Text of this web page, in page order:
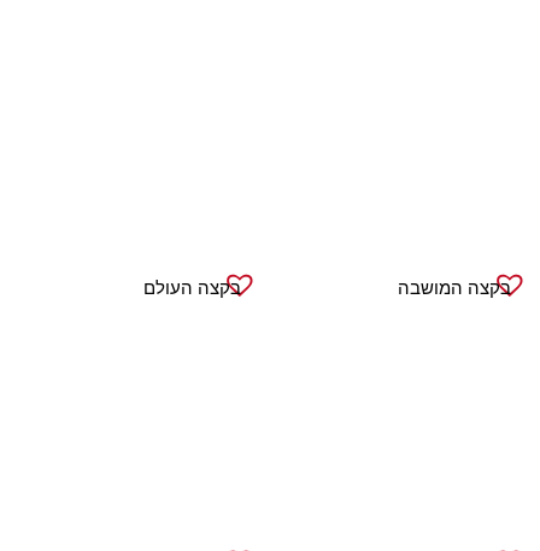
בקצה המושבה בקצה העולם